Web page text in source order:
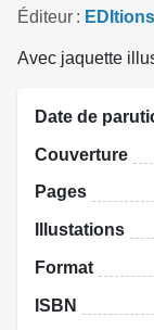
Éditeur
Avec jaquette
Date de
Couverture
Pages
Illustations
Format
ISBN